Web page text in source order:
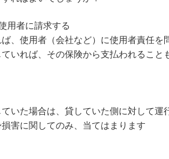
用者に請求する
、使用者（会社など）に使用者責任を
いれば、その保険から支払われること
いた場合は、貸していた側に対して運
害に関してのみ、当てはまります